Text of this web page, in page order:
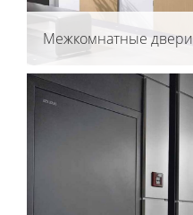
Межкомнатные двери